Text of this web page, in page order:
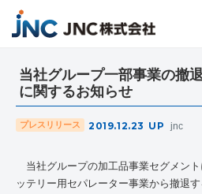
当社グループ一部事業の撤
に関するお知らせ
プレスリリース 2019.12.23 UP jnc
当社グループの加工品事業セグメン
ッテリー用セパレーター事業から撤退